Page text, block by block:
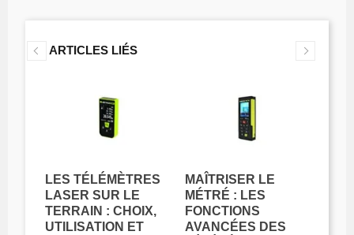
ARTICLES LIÉS
LES TÉLÉMÈTRES
LASER SUR LE
TERRAIN : CHOIX,
UTILISATION ET
MAÎTRISER LE
MÉTRÉ : LES
FONCTIONS
AVANCÉES DES